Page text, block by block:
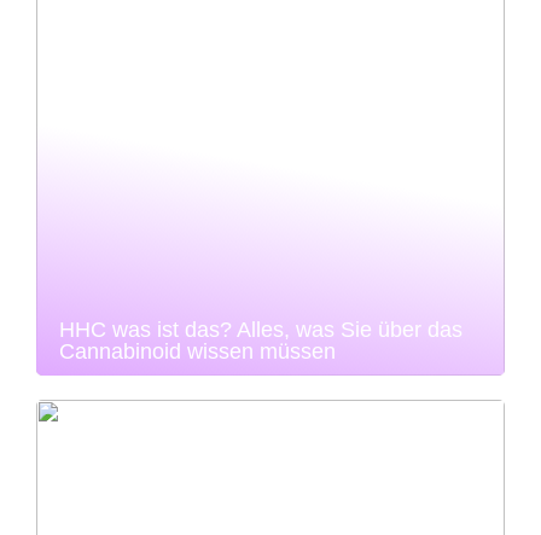
HHC was ist das? Alles, was Sie über das
Cannabinoid wissen müssen